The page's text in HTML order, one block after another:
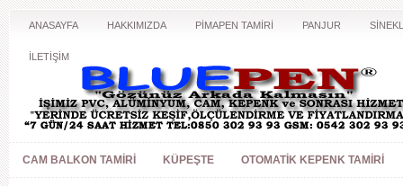
ANASAYFA HAKKIMIZDA PİMAPEN TAMİRİ PANJUR
İLETİŞİM
CAM BALKON TAMIRI KÜPEŞTE OTOMATIK KEPENK TAMIRI